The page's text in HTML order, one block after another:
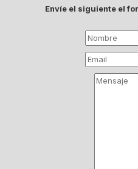
Envíe el siguiente el